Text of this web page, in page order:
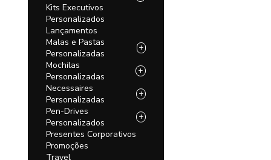
Kits Executivos
Personalizados
Lançamentos
Malas e Pastas
Personalizadas
+
Mochilas
Personalizadas
+
Necessaires
Personalizadas
+
Pen-Drives
Personalizados
+
Presentes Corporativos
Promoções
Travel